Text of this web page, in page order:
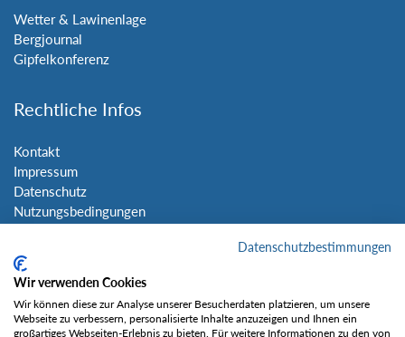
Wetter & Lawinenlage
Bergjournal
Gipfelkonferenz
Rechtliche Infos
Kontakt
Impressum
Datenschutz
Nutzungsbedingungen
Social Media
Datenschutzbestimmungen
Wir verwenden Cookies
Wir können diese zur Analyse unserer Besucherdaten platzieren, um unsere
Webseite zu verbessern, personalisierte Inhalte anzuzeigen und Ihnen ein
großartiges Webseiten-Erlebnis zu bieten. Für weitere Informationen zu den von